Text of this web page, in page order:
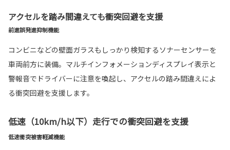
アクセルを踏み間違えても衝突回避を支援
前進誤発進抑制機能
コンビニなどの壁面ガラスもしっかり検知するソナーセンサーを
車両前方に装備。マルチインフォメーションディスプレイ表示と
警報音でドライバーに注意を喚起し、アクセルの踏み間違えによ
る衝突回避を支援します。
低速（10km/h以下）走行での衝突回避を支援
低速衝突被害軽減機能